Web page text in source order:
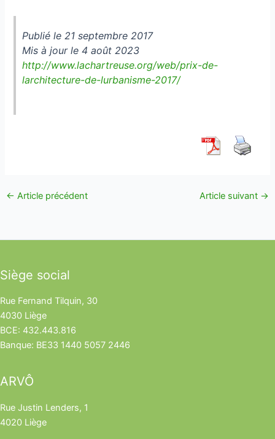
Publié le 21 septembre 2017
Mis à jour le 4 août 2023
http://www.lachartreuse.org/web/prix-de-
larchitecture-de-lurbanisme-2017/
← Article précédent Article suivant →
Siège social
Rue Fernand Tilquin, 30
4030 Liège
BCE: 432.443.816
Banque: BE33 1440 5057 2446
ARVÔ
Rue Justin Lenders, 1
4020 Liège